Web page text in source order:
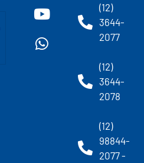
(12)
3644-
2077
(12)
3644-
2078
(12)
98844-
2077 -